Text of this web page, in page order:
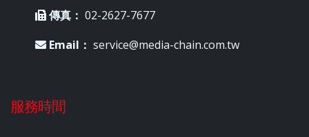
傳真： 02-2627-7677
Email： service@media-chain.com.tw
服務時間